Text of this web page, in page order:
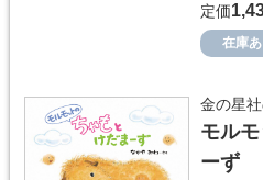
定価
在庫あ
金の星
モル
ーず